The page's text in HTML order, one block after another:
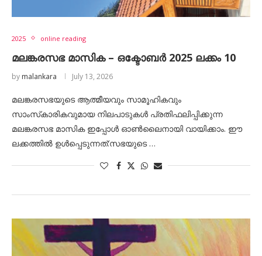
2025 online reading
മലങ്കരസഭ മാസിക – ഒക്ടോബർ 2025 ലക്കം 10
by malankara July 13, 2026
മലങ്കരസഭയുടെ ആത്മീയവും സാമൂഹികവും
സാംസ്‌കാരികവുമായ നിലപാടുകൾ പ്രതിഫലിപ്പിക്കുന്ന
മലങ്കരസഭ മാസിക ഇപ്പോൾ ഓൺലൈനായി വായിക്കാം. ഈ
ലക്കത്തിൽ ഉൾപ്പെടുന്നത്:സഭയുടെ …